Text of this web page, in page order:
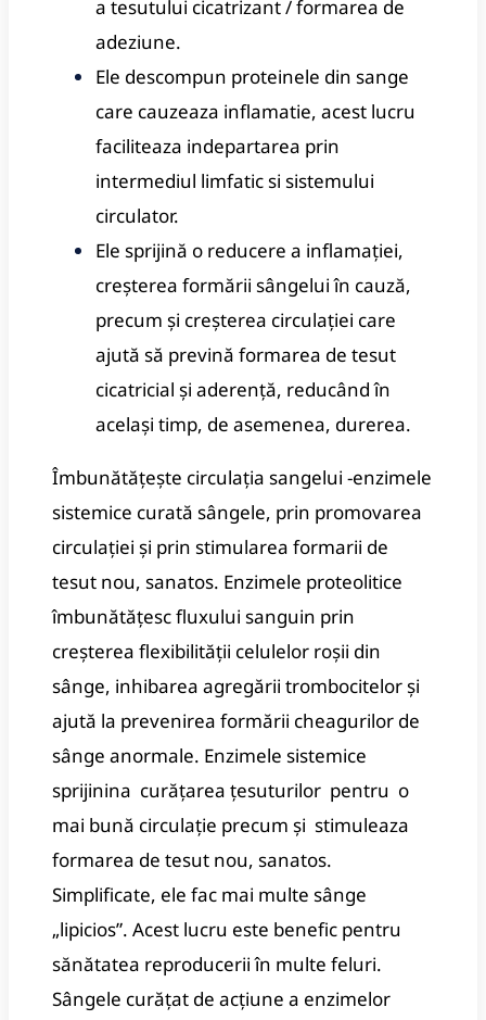
a tesutului cicatrizant / formarea de
adeziune.
Ele descompun proteinele din sange
care cauzeaza inflamatie, acest lucru
faciliteaza indepartarea prin
intermediul limfatic si sistemului
circulator.
Ele sprijină o reducere a inflamației,
creșterea formării sângelui în cauză,
precum și creșterea circulației care
ajută să prevină formarea de tesut
cicatricial și aderență, reducând în
același timp, de asemenea, durerea.
Îmbunătățește circulația sangelui -enzimele
sistemice curată sângele, prin promovarea
circulației și prin stimularea formarii de
tesut nou, sanatos. Enzimele proteolitice
îmbunătățesc fluxului sanguin prin
creșterea flexibilității celulelor roșii din
sânge, inhibarea agregării trombocitelor și
ajută la prevenirea formării cheagurilor de
sânge anormale. Enzimele sistemice
sprijinina curățarea țesuturilor pentru o
mai bună circulație precum și stimuleaza
formarea de tesut nou, sanatos.
Simplificate, ele fac mai multe sânge
„lipicios”. Acest lucru este benefic pentru
sănătatea reproducerii în multe feluri.
Sângele curățat de acțiune a enzimelor